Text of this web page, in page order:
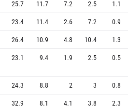
25.7 11.7 7.2 2.5
1.1
23.4 11.4 2.6 7.2
0.9
26.4 10.9 4.8 10.4
1.3
23.1 9.4 1.9 2.5 0.5
24.3 8.8 2 3
0.8
32.9 8.1 4.1 3.8
2.3